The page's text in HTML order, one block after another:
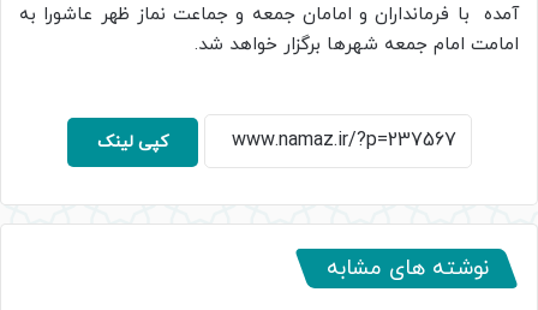
آمده با فرمانداران و امامان جمعه و جماعت نماز ظهر عاشورا به
امامت امام جمعه شهرها برگزار خواهد شد.
کپی لینک
نوشته های مشابه